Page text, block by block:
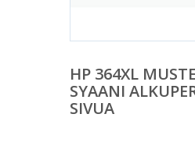
HP 364XL
SYAANI
SIVUA